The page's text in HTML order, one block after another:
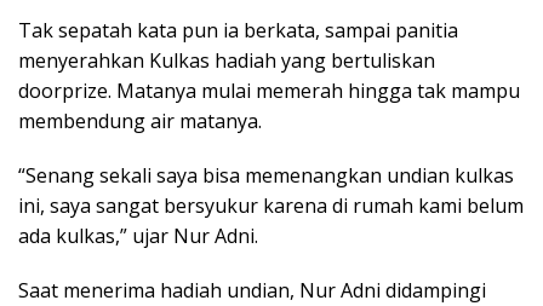
Tak sepatah kata pun ia berkata, sampai panitia
menyerahkan Kulkas hadiah yang bertuliskan
doorprize. Matanya mulai memerah hingga tak mampu
membendung air matanya.
“Senang sekali saya bisa memenangkan undian kulkas
ini, saya sangat bersyukur karena di rumah kami belum
ada kulkas,” ujar Nur Adni.
Saat menerima hadiah undian, Nur Adni didampingi